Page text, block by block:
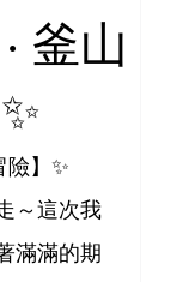
釜山
險】✨
～這次我
滿滿的期